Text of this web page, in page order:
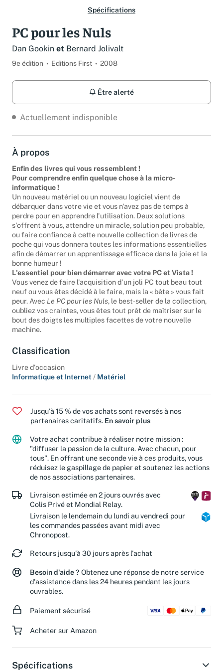
Spécifications
PC pour les Nuls
Dan Gookin et Bernard Jolivalt
9e édition Editions First 2008
Être alerté
Actuellement indisponible
À propos
Enfin des livres qui vous ressemblent !
Pour comprendre enfin quelque chose à la micro-
informatique !
Un nouveau matériel ou un nouveau logiciel vient de
débarquer dans votre vie et vous n'avez pas de temps à
perdre pour en apprendre l'utilisation. Deux solutions
s'offrent à vous, attendre un miracle, solution peu probable,
ou faire confiance à cette nouvelle collection de livres de
poche qui vous donnera toutes les informations essentielles
afin de démarrer un apprentissage efficace dans la joie et la
bonne humeur !
L'essentiel pour bien démarrer avec votre PC et Vista !
Vous venez de faire l'acquisition d'un joli PC tout beau tout
neuf ou vous êtes décidé à le faire, mais la « bête » vous fait
peur. Avec Le PC pour les Nuls, le best-seller de la collection,
oubliez vos craintes, vous êtes tout prêt de maîtriser sur le
bout des doigts les multiples facettes de votre nouvelle
machine.
Classification
Livre d'occasion
Informatique et Internet / Matériel
Jusqu'à 15 % de vos achats sont reversés à nos
partenaires caritatifs. En savoir plus
Votre achat contribue à réaliser notre mission :
"diffuser la passion de la culture. Avec chacun, pour
tous". En offrant une seconde vie à ces produits, vous
réduisez le gaspillage de papier et soutenez les actions
de nos associations partenaires.
Livraison estimée en 2 jours ouvrés avec
Colis Privé et Mondial Relay.
Livraison le lendemain du lundi au vendredi pour
les commandes passées avant midi avec
Chronopost.
Retours jusqu'à 30 jours après l'achat
Besoin d'aide ? Obtenez une réponse de notre service
d'assistance dans les 24 heures pendant les jours
ouvrables.
Paiement sécurisé
Acheter sur Amazon
Spécifications